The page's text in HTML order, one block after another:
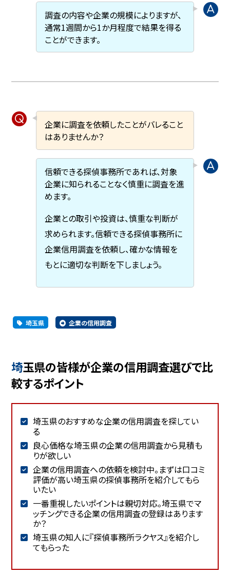
調査の内容や企業の規模によりますが、
通常1週間から1か月程度で結果を得る
ことができます。
企業に調査を依頼したことがバレること
はありませんか？
信頼できる探偵事務所であれば、対象
企業に知られることなく慎重に調査を進
めます。
企業との取引や投資は、慎重な判断が
求められます。信頼できる探偵事務所に
企業信用調査を依頼し、確かな情報を
もとに適切な判断を下しましょう。
埼玉県 企業の信用調査
埼玉県の皆様が企業の信用調査選びで比
較するポイント
埼玉県のおすすめな企業の信用調査を探してい
る
良心価格な埼玉県の企業の信用調査から見積も
りが欲しい
企業の信用調査への依頼を検討中。まずは口コミ
評価が高い埼玉県の探偵事務所を紹介してもら
いたい
一番重視したいポイントは親切対応。埼玉県でマ
ッチングできる企業の信用調査の登録はあります
か？
埼玉県の知人に『探偵事務所ラクヤス』を紹介し
てもらった